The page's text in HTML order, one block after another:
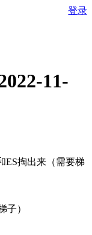
登录
11-
ES掏出来（需要梯
子）